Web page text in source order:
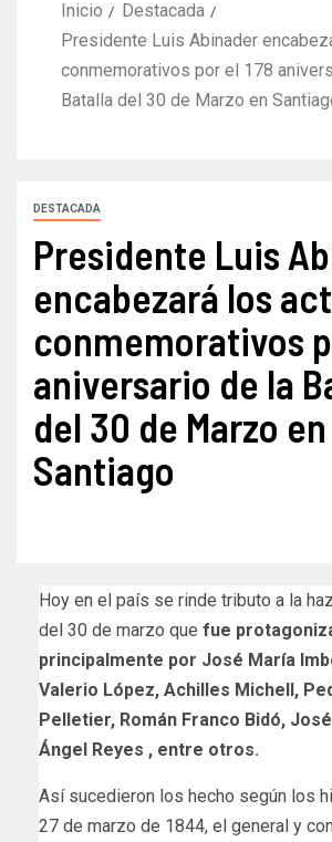
Inicio
Destacada
Presidente Luis Abinader
conmemorativos por el 178
Batalla del 30 de Marzo en
DESTACADA
Presidente Luis
encabezará los
conmemorativos
aniversario de la
del 30 de Marzo en
Santiago
Hoy en el país se rinde tributo a la
del 30 de marzo que fue
principalmente por José María
Valerio López, Achilles Michell,
Pelletier, Román Franco Bidó,
Ángel Reyes , entre otros.
Así sucedieron los hecho según los
27 de marzo de 1844, el general y